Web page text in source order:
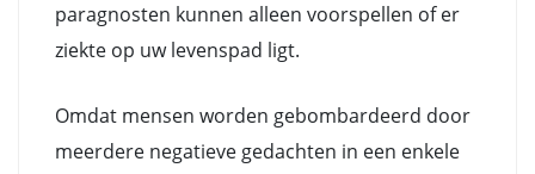
paragnosten kunnen alleen voorspellen of er
ziekte op uw levenspad ligt.
Omdat mensen worden gebombardeerd door
meerdere negatieve gedachten in een enkele